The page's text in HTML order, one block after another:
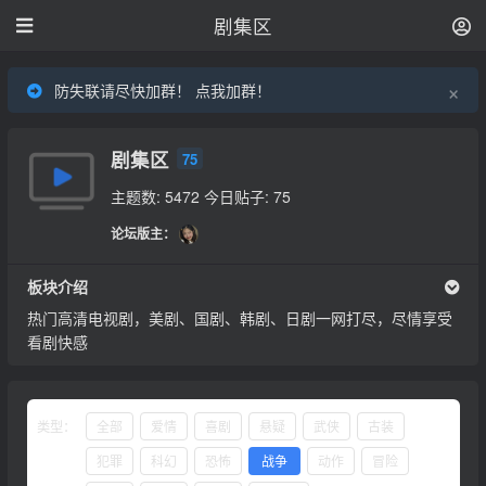
剧集区
防失联请尽快加群！ 点我加群！ ×
剧集区 75
主题数: 5472 今日贴子: 75
论坛版主：
板块介绍
热门高清电视剧，美剧、国剧、韩剧、日剧一网打尽，尽情享受
看剧快感
类型： 全部 爱情 喜剧 悬疑 武侠
古装
犯罪
科幻 恐怖 战争 动作 冒险